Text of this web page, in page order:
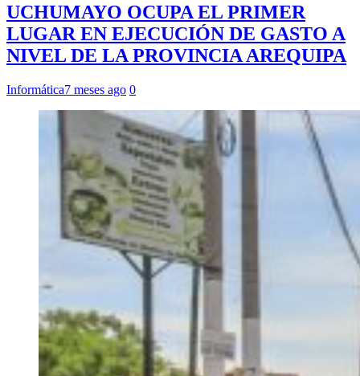
UCHUMAYO OCUPA EL PRIMER
LUGAR EN EJECUCIÓN DE GASTO A
NIVEL DE LA PROVINCIA AREQUIPA
Informática7 meses ago 0